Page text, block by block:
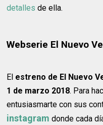
detalles de ella.
Webserie El Nuevo
El estreno de El Nuevo
1 de marzo 2018. Para
entusiasmarte con sus
instagram donde cada